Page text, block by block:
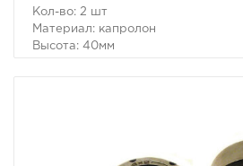
Кол-во: 2 шт
Материал: капролон
Высота: 40мм